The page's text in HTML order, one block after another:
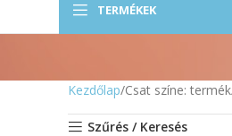
TERMÉKEK
Kezdőlap Csat színe: termék
Szűrés / Keresés